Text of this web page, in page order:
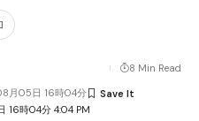
16時04分 4:04 PM
月05日 16時04分
8 Min Read